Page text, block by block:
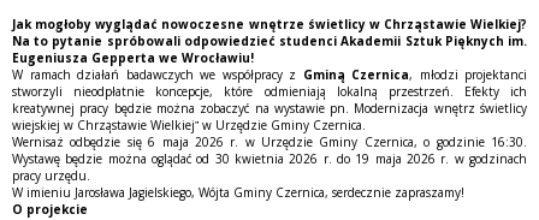
Jak mogłoby wyglądać nowoczesne wnętrze świetlicy w Chrząstawie Wielkiej?
Na to pytanie spróbowali odpowiedzieć studenci Akademii Sztuk Pięknych im.
Eugeniusza Gepperta we Wrocławiu!
W ramach działań badawczych we współpracy z Gminą Czernica, młodzi projektanci
stworzyli nieodpłatnie koncepcje, które odmieniają lokalną przestrzeń. Efekty ich
kreatywnej pracy będzie można zobaczyć na wystawie pn. Modernizacja wnętrz świetlicy
wiejskiej w Chrząstawie Wielkiej” w Urzędzie Gminy Czernica.
Wernisaż odbędzie się 6 maja 2026 r. w Urzędzie Gminy Czernica, o godzinie 16:30.
Wystawę będzie można oglądać od 30 kwietnia 2026 r. do 19 maja 2026 r. w godzinach
pracy urzędu.
W imieniu Jarosława Jagielskiego, Wójta Gminy Czernica, serdecznie zapraszamy!
O projekcie